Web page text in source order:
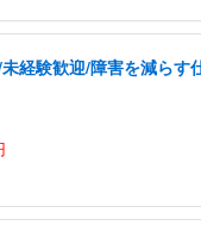
経験歓迎/障害を減らす